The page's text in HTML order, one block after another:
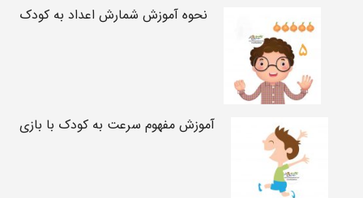
نحوه آموزش شمارش اعداد به کودک
آموزش مفهوم سرعت به کودک با بازی